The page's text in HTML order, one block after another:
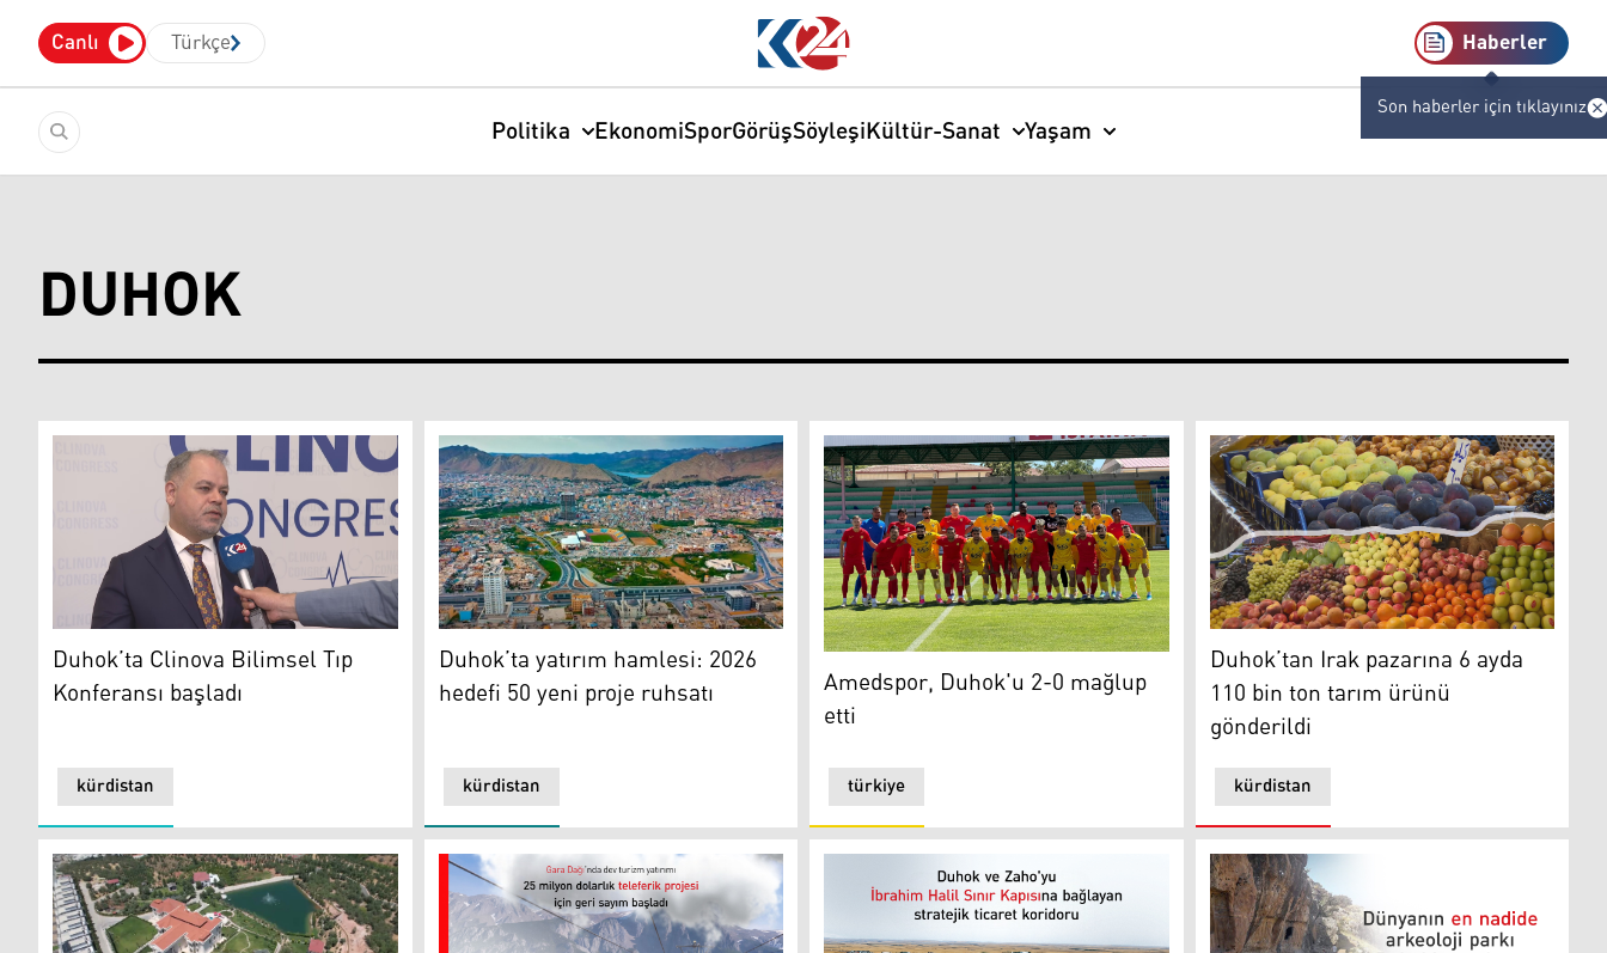
Canlı Türkçe Haberler
Son haberler için tıklayınız
Politika EkonomiSporGörüşSöyleşiKültür-Sanat Yaşam
DUHOK
Duhok İl Sağlık Müdürü Dr. Afrasiab Musa
kürdistan
Duhok’ta Clinova Bilimsel Tıp
Konferansı başladı
Duhok’ta yatırım hamlesi: 2026 hedefi 50 yeni proje ruhsatı
kürdistan
Duhok’ta yatırım hamlesi: 2026
hedefi 50 yeni proje ruhsatı
Amedspor, Duhok'u 2-0 mağlup etti
türkiye
Amedspor, Duhok'u 2-0 mağlup
etti
Duhok’tan Irak pazarına 6 ayda 110 bin
kürdistan
Duhok’tan Irak pazarına 6 ayda
110 bin ton tarım ürünü
gönderildi